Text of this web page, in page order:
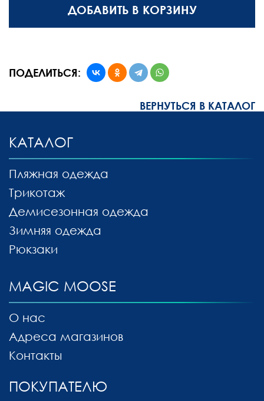
ДОБАВИТЬ В КОРЗИНУ
ПОДЕЛИТЬСЯ:
ВЕРНУТЬСЯ В КАТАЛОГ
MAGIC MOOSE
О нас
Адреса магазинов
Контакты
КАТАЛОГ
Пляжная одежда
Трикотаж
Демисезонная одежда
Зимняя одежда
Рюкзаки
ПОКУПАТЕЛЮ